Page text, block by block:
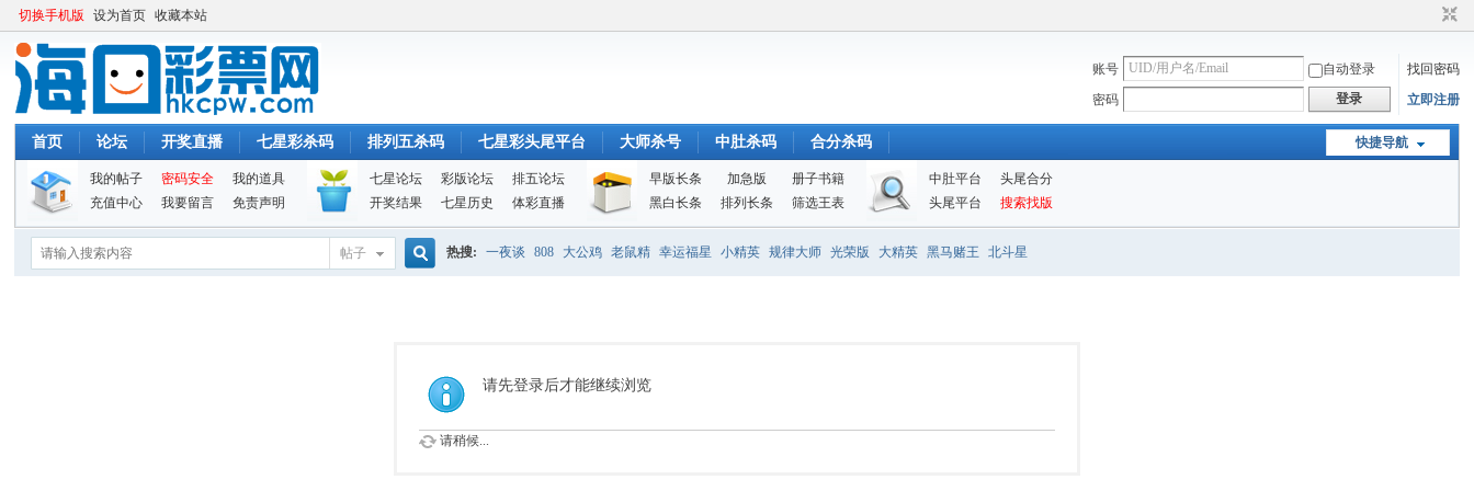
切换手机版 设为首页 收藏本站
账号 自动登录
找回密码
密码
登录 立即注册
快捷导航
首页 论坛 开奖直播 七星彩杀码 排列五杀码 七星彩头尾平台 大师杀号 中肚杀码 合分杀码
我的帖子 密码安全
我的道具
充值中心
我要留言 免责声明
七星论坛 彩版论坛
排五论坛
开奖结果
七星历史 体彩直播
早版长条 加急版
册子书籍
黑白长条
排列长条 筛选王表
中肚平台
头尾合分
头尾平台
搜索找版
帖子 热搜: 一夜谈 808 大公鸡 老鼠精 幸运福星 小精英 规律大师 光荣版 大精英 黑马赌王 北斗星
请先登录后才能继续浏览
请稍候...